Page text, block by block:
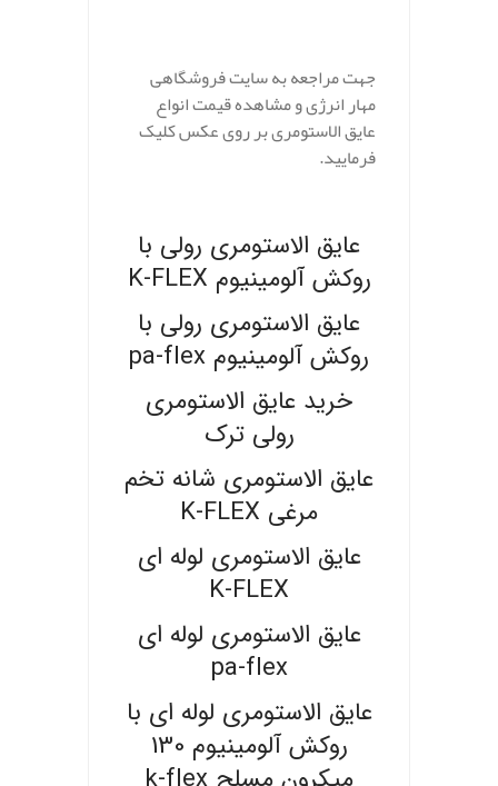
جهت مراجعه به سایت فروشگاهی
مهار انرژی و مشاهده قیمت انواع
عایق الاستومری بر روی عکس کلیک
فرمایید.
عایق الاستومری رولی با
روکش آلومینیوم K-FLEX
عایق الاستومری رولی با
روکش آلومینیوم pa-flex
خرید عایق الاستومری
رولی ترک
عایق الاستومری شانه تخم
مرغی K-FLEX
عایق الاستومری لوله ای
K-FLEX
عایق الاستومری لوله ای
pa-flex
عایق الاستومری لوله ای با
روکش آلومینیوم 130